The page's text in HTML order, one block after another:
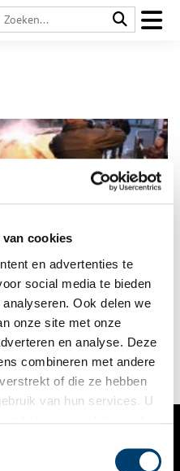
cookies
en advertenties te
social media te bieden
Ook delen we
onze site met onze
en analyse. Deze
combineren met andere
of die ze hebben
van hun services. U
jaarlijks officieel
omtrek op af komen.
dikbillen: enorme runderen
met de beste dikbil verdient
uitgebreid gevierd
wat heeft het (nog) met